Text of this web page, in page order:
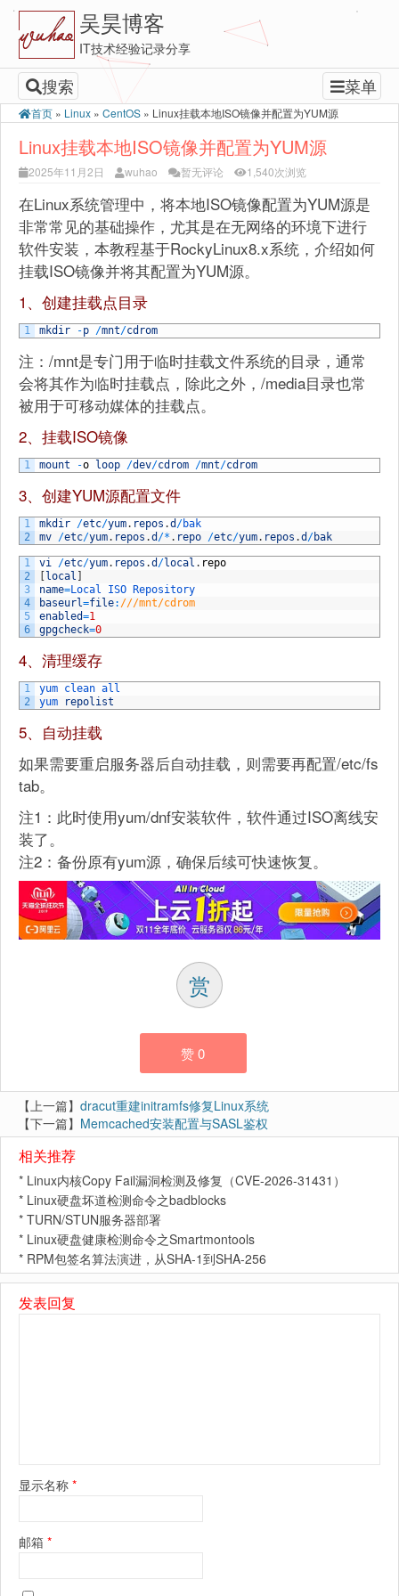
吴昊博客
IT技术经验记录分享
搜索 菜单
首页 » Linux » CentOS » Linux挂载本地ISO镜像并配置为YUM源
Linux挂载本地ISO镜像并配置为YUM源
2025年11月2日 wuhao 暂无评论 1,540次浏览
在Linux系统管理中，将本地ISO镜像配置为YUM源是
非常常见的基础操作，尤其是在无网络的环境下进行
软件安装，本教程基于RockyLinux8.x系统，介绍如何
挂载ISO镜像并将其配置为YUM源。
1、创建挂载点目录
1 mkdir -p /mnt/cdrom
注：/mnt是专门用于临时挂载文件系统的目录，通常
会将其作为临时挂载点，除此之外，/media目录也常
被用于可移动媒体的挂载点。
2、挂载ISO镜像
1 mount -o loop /dev/cdrom /mnt/cdrom
3、创建YUM源配置文件
1
2
mkdir /etc/yum. repos .d /bak
mv /etc/yum. repos .d /* . repo /etc/yum. repos .d /bak
1
2
3
4
5
6
vi /etc/yum. repos .d /local . repo
local
name=Local ISO
Repository
baseurl=file: ///mnt/cdrom
enabled=1
gpgcheck=0
4、清理缓存
1
2
yum clean all
yum
repolist
5、自动挂载
如果需要重启服务器后自动挂载，则需要再配置/etc/fs
tab。
注1：此时使用yum/dnf安装软件，软件通过ISO离线安
装了。
注2：备份原有yum源，确保后续可快速恢复。
赏
赞0
【上一篇】 dracut重建initramfs修复Linux系统
【下一篇】 Memcached安装配置与SASL鉴权
相关推荐
* Linux内核Copy Fail漏洞检测及修复（CVE-2026-31431）
* Linux硬盘坏道检测命令之badblocks
* TURN/STUN服务器部署
* Linux硬盘健康检测命令之Smartmontools
* RPM包签名算法演进，从SHA-1到SHA-256
发表回复
显示名称 *
邮箱 *